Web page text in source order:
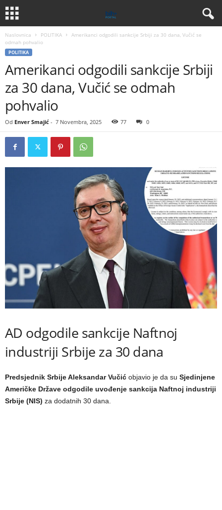
Naslovnica POLITIKA
Amerikanci odgodili sankcije Srbiji za 30 dana, Vučić se
odmah pohvalio
POLITIKA
Amerikanci odgodili sankcije Srbiji
za 30 dana, Vučić se odmah
pohvalio
Od Enver Smajić - 7 Novembra, 2025 77 0
AD odgodile sankcije Naftnoj
industriji Srbije za 30 dana
Predsjednik Srbije Aleksandar Vučić objavio je da su Sjedinjene
Američke Države odgodile uvođenje sankcija Naftnoj industriji
Srbije (NIS) za dodatnih 30 dana.